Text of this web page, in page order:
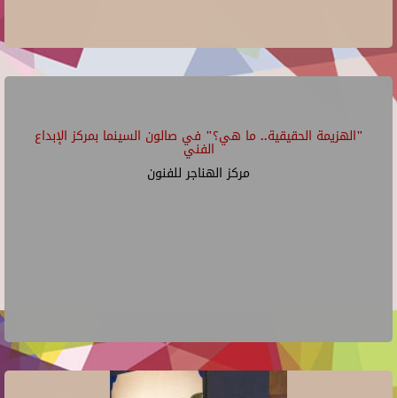
"الهزيمة الحقيقية.. ما هي؟" في صالون السينما بمركز الإبداع
الفني
مركز الهناجر للفنون